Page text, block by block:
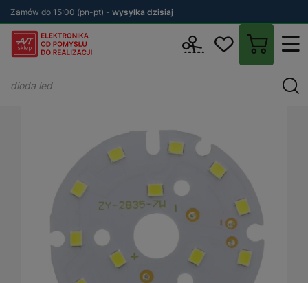
Zamów do 15:00 (pn-pt) - wysyłka dzisiaj